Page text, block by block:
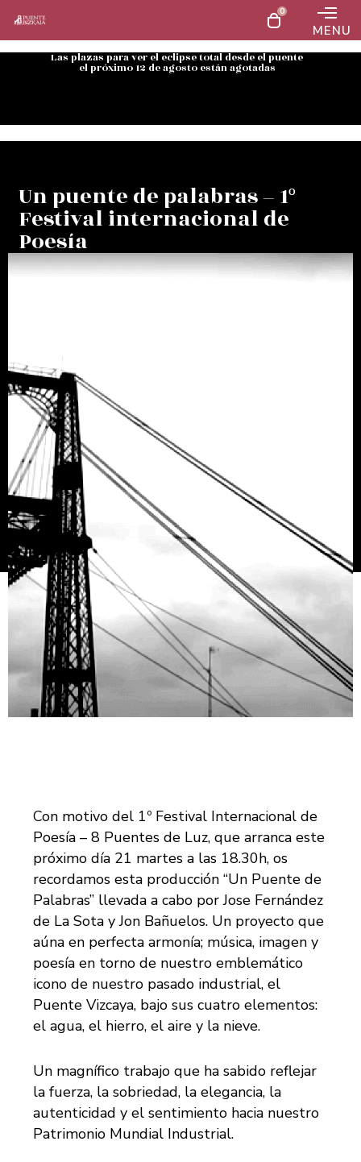
0
MENU
Las plazas para ver el eclipse total desde el puente
el próximo 12 de agosto están agotadas
Un puente de palabras – 1º
Festival internacional de
Poesía
Con motivo del 1º Festival Internacional de
Poesía – 8 Puentes de Luz, que arranca este
próximo día 21 martes a las 18.30h, os
recordamos esta producción “Un Puente de
Palabras” llevada a cabo por Jose Fernández
de La Sota y Jon Bañuelos. Un proyecto que
aúna en perfecta armonía; música, imagen y
poesía en torno de nuestro emblemático
icono de nuestro pasado industrial, el
Puente Vizcaya, bajo sus cuatro elementos:
el agua, el hierro, el aire y la nieve.
Un magnífico trabajo que ha sabido reflejar
la fuerza, la sobriedad, la elegancia, la
autenticidad y el sentimiento hacia nuestro
Patrimonio Mundial Industrial.